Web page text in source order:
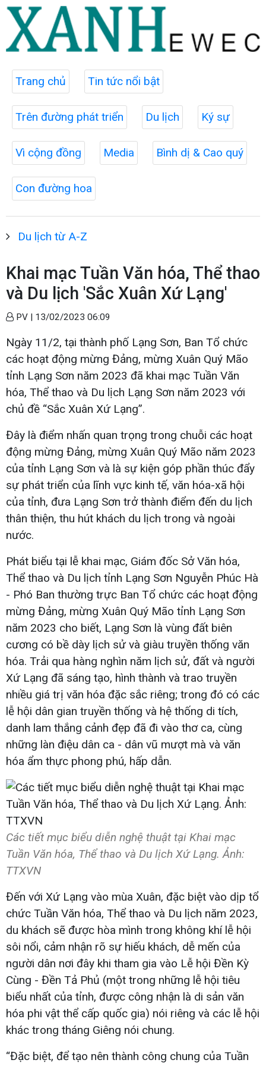
Trang chủ Tin tức nổi bật
Trên đường phát triển Du lịch Ký sự
Vì cộng đồng Media Bình dị & Cao quý
Con đường hoa
Du lịch từ A-Z
Khai mạc Tuần Văn hóa, Thể thao
và Du lịch 'Sắc Xuân Xứ Lạng'
PV | 13/02/2023 06:09
Ngày 11/2, tại thành phố Lạng Sơn, Ban Tổ chức
các hoạt động mừng Đảng, mừng Xuân Quý Mão
tỉnh Lạng Sơn năm 2023 đã khai mạc Tuần Văn
hóa, Thể thao và Du lịch Lạng Sơn năm 2023 với
chủ đề “Sắc Xuân Xứ Lạng”.
Đây là điểm nhấn quan trọng trong chuỗi các hoạt
động mừng Đảng, mừng Xuân Quý Mão năm 2023
của tỉnh Lạng Sơn và là sự kiện góp phần thúc đẩy
sự phát triển của lĩnh vực kinh tế, văn hóa-xã hội
của tỉnh, đưa Lạng Sơn trở thành điểm đến du lịch
thân thiện, thu hút khách du lịch trong và ngoài
nước.
Phát biểu tại lễ khai mạc, Giám đốc Sở Văn hóa,
Thể thao và Du lịch tỉnh Lạng Sơn Nguyễn Phúc Hà
- Phó Ban thường trực Ban Tổ chức các hoạt động
mừng Đảng, mừng Xuân Quý Mão tỉnh Lạng Sơn
năm 2023 cho biết, Lạng Sơn là vùng đất biên
cương có bề dày lịch sử và giàu truyền thống văn
hóa. Trải qua hàng nghìn năm lịch sử, đất và người
Xứ Lạng đã sáng tạo, hình thành và trao truyền
nhiều giá trị văn hóa đặc sắc riêng; trong đó có các
lễ hội dân gian truyền thống và hệ thống di tích,
danh lam thắng cảnh đẹp đã đi vào thơ ca, cùng
những làn điệu dân ca - dân vũ mượt mà và văn
hóa ẩm thực phong phú, hấp dẫn.
Các tiết mục biểu diễn nghệ thuật tại Khai mạc
Tuần Văn hóa, Thể thao và Du lịch Xứ Lạng. Ảnh:
TTXVN
Đến với Xứ Lạng vào mùa Xuân, đặc biệt vào dịp tổ
chức Tuần Văn hóa, Thể thao và Du lịch năm 2023,
du khách sẽ được hòa mình trong không khí lễ hội
sôi nổi, cảm nhận rõ sự hiếu khách, dễ mến của
người dân nơi đây khi tham gia vào Lễ hội Đền Kỳ
Cùng - Đền Tả Phủ (một trong những lễ hội tiêu
biểu nhất của tỉnh, được công nhận là di sản văn
hóa phi vật thể cấp quốc gia) nói riêng và các lễ hội
khác trong tháng Giêng nói chung.
“Đặc biệt, để tạo nên thành công chung của Tuần